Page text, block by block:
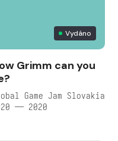
Vydáno
Grimm can you
Game Jam Slovakia
— 2020